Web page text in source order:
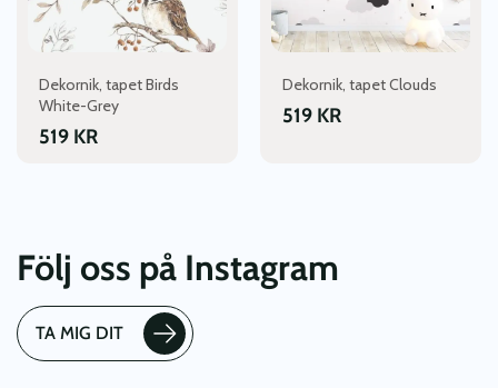
Dekornik, tapet Birds
White-Grey
519 KR
Dekornik, tapet Clouds
519 KR
Följ oss på Instagram
TA MIG DIT